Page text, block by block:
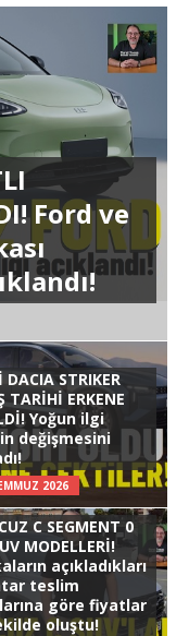
Ford ve
DACIA STRIKER
TARİHİ ERKENE
Yoğun ilgi
değişmesini
2026
C SEGMENT 0
MODELLERİ!
açıkladıkları
teslim
göre fiyatlar
oluştu!